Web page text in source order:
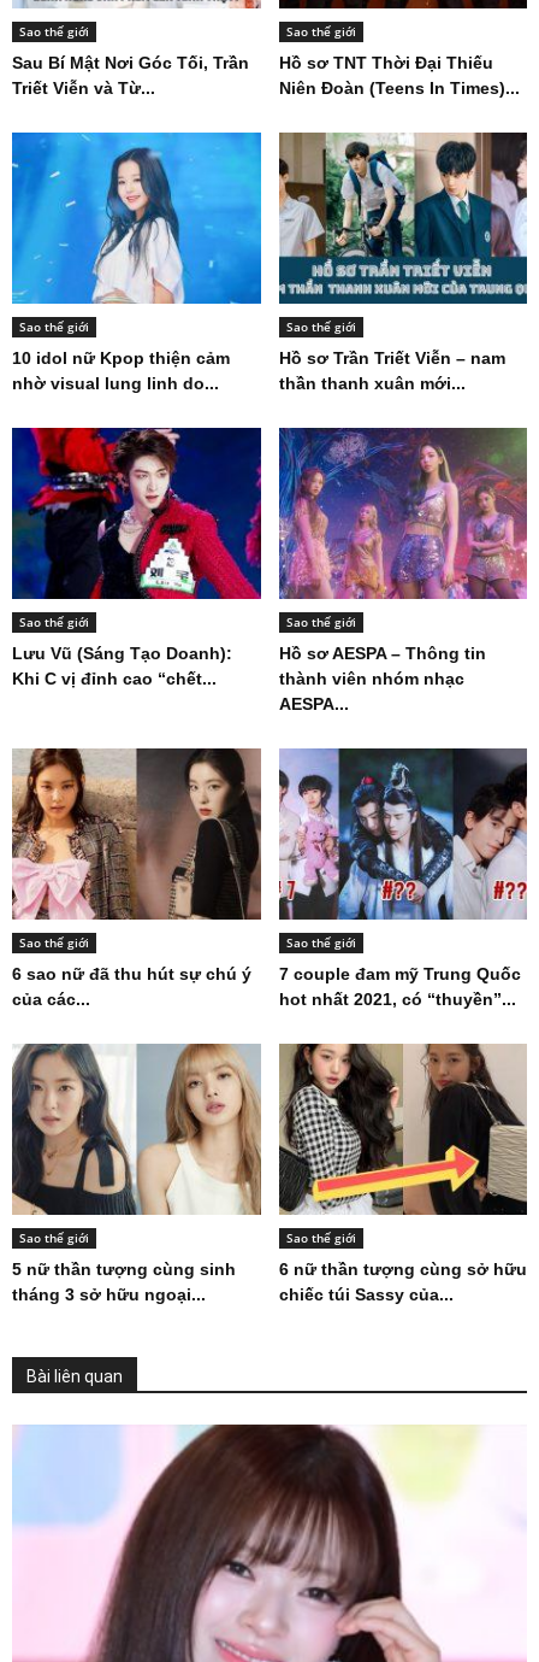
Sao thế giới
Sau Bí Mật Nơi Góc Tối, Trần
Triết Viễn và Từ...
Sao thế giới
Hồ sơ TNT Thời Đại Thiếu
Niên Đoàn (Teens In Times)...
Sao thế giới
10 idol nữ Kpop thiện cảm
nhờ visual lung linh do...
Sao thế giới
Hồ sơ Trần Triết Viễn – nam
thần thanh xuân mới...
Sao thế giới
Lưu Vũ (Sáng Tạo Doanh):
Khi C vị đỉnh cao “chết...
Sao thế giới
Hồ sơ AESPA – Thông tin
thành viên nhóm nhạc
AESPA...
Sao thế giới
6 sao nữ đã thu hút sự chú ý
của các...
Sao thế giới
7 couple đam mỹ Trung Quốc
hot nhất 2021, có “thuyền”...
Sao thế giới
5 nữ thần tượng cùng sinh
tháng 3 sở hữu ngoại...
Sao thế giới
6 nữ thần tượng cùng sở hữu
chiếc túi Sassy của...
Bài liên quan